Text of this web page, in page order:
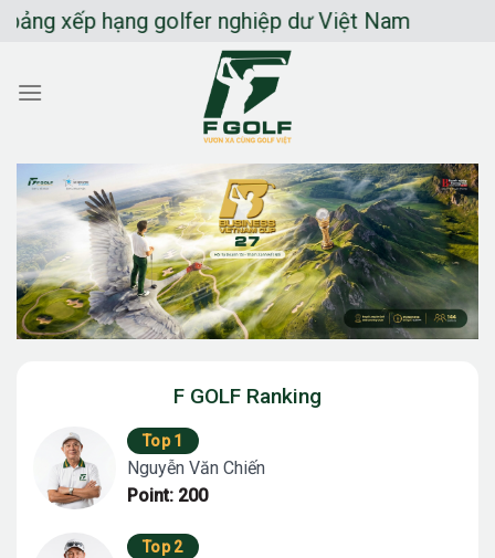
Chuyển
dung
hạng golfer nghiệp dư Việt Nam
F GOLF Ranking
Top 1
Nguyễn Văn Chiến
Point: 200
Top 2